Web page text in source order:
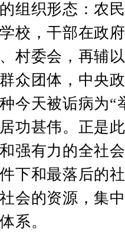
组织形态：农
校，干部在政
村委会，再辅
众团体，中央
今天被诟病为“
功甚伟。正是
强有力的全社
下和最落后的
会的资源，集
系。